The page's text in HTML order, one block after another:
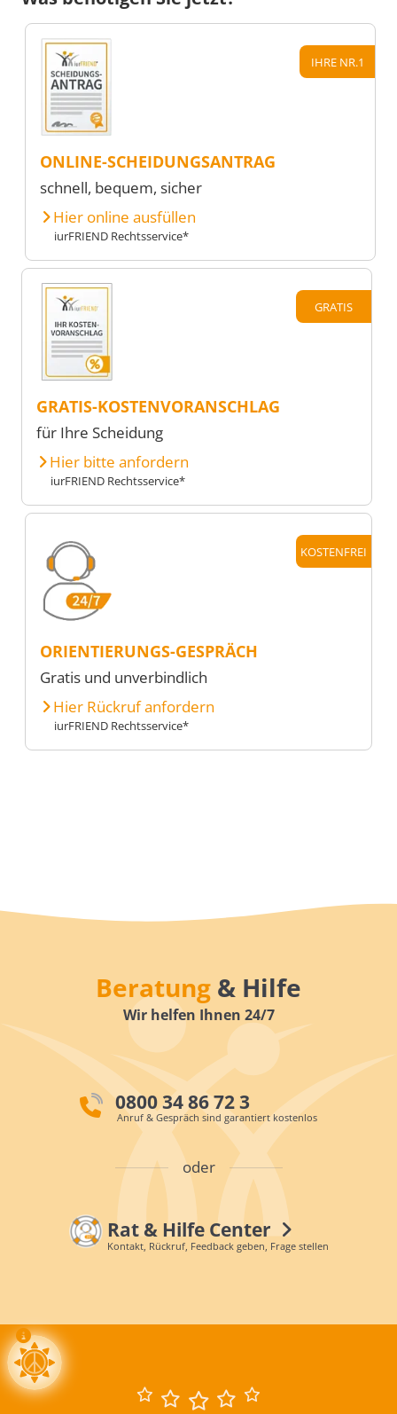
IHRE NR.1
ONLINE-SCHEIDUNGSANTRAG
schnell, bequem, sicher
Hier online ausfüllen
iurFRIEND Rechtsservice*
GRATIS
GRATIS-KOSTENVORANSCHLAG
für Ihre Scheidung
Hier bitte anfordern
iurFRIEND Rechtsservice*
KOSTENFREI
ORIENTIERUNGS-GESPRÄCH
Gratis und unverbindlich
Hier Rückruf anfordern
iurFRIEND Rechtsservice*
Beratung & Hilfe
Wir helfen Ihnen 24/7
0800 34 86 72 3
Anruf & Gespräch sind garantiert kostenlos
oder
Rat & Hilfe Center
Kontakt, Rückruf, Feedback geben, Frage stellen